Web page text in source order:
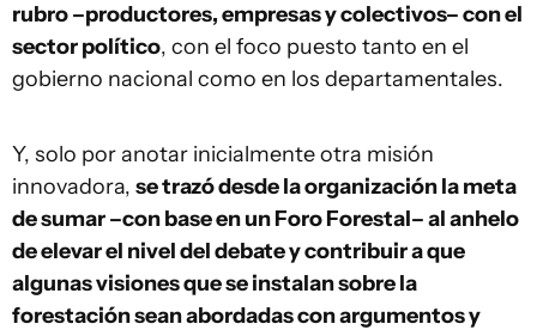
rubro –productores, empresas y colectivos– con el
sector político, con el foco puesto tanto en el
gobierno nacional como en los departamentales.
Y, solo por anotar inicialmente otra misión
innovadora, se trazó desde la organización la meta
de sumar –con base en un Foro Forestal– al anhelo
de elevar el nivel del debate y contribuir a que
algunas visiones que se instalan sobre la
forestación sean abordadas con argumentos y